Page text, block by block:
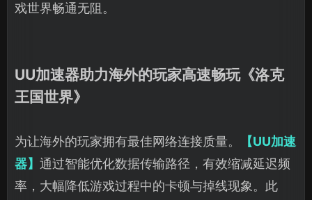
戏世界畅通无阻。
UU加速器助力海外的玩家高速畅玩《洛克
王国世界》
为让海外的玩家拥有最佳网络连接质量。
【UU加速
器】 通过智能优化数据传输路径，有效缩减延迟频
率，大幅降低游戏过程中的卡顿与掉线现象。此